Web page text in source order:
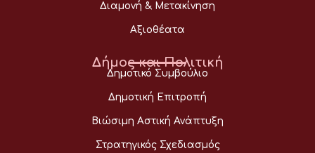
Διαμονή & Μετακίνηση
Αξιοθέατα
Δήμος και Πολιτική
Δημοτικό Συμβούλιο
Δημοτική Επιτροπή
Βιώσιμη Αστική Ανάπτυξη
Στρατηγικός Σχεδιασμός